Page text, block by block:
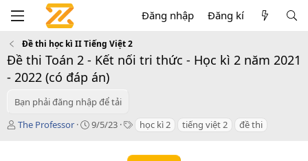
Đăng nhập Đăng kí
Đề thi học kì II Tiếng Việt 2
Đề thi Toán 2 - Kết nối tri thức - Học kì 2 năm 2021
- 2022 (có đáp án)
Bạn phải đăng nhập để tải
T
The Professor
C
9/5/23
T học kì 2 tiếng việt 2 đề thi